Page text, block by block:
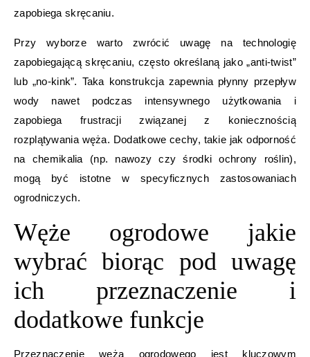
zapobiega skręcaniu.
Przy wyborze warto zwrócić uwagę na technologię
zapobiegającą skręcaniu, często określaną jako „anti-twist”
lub „no-kink”. Taka konstrukcja zapewnia płynny przepływ
wody nawet podczas intensywnego użytkowania i
zapobiega frustracji związanej z koniecznością
rozplątywania węża. Dodatkowe cechy, takie jak odporność
na chemikalia (np. nawozy czy środki ochrony roślin),
mogą być istotne w specyficznych zastosowaniach
ogrodniczych.
Węże ogrodowe jakie
wybrać biorąc pod uwagę
ich przeznaczenie i
dodatkowe funkcje
Przeznaczenie węża ogrodowego jest kluczowym